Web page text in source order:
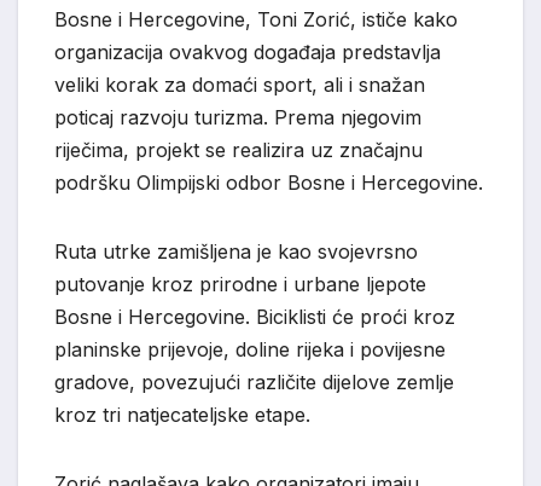
Bosne i Hercegovine, Toni Zorić, ističe kako
organizacija ovakvog događaja predstavlja
veliki korak za domaći sport, ali i snažan
poticaj razvoju turizma. Prema njegovim
riječima, projekt se realizira uz značajnu
podršku Olimpijski odbor Bosne i Hercegovine.
Ruta utrke zamišljena je kao svojevrsno
putovanje kroz prirodne i urbane ljepote
Bosne i Hercegovine. Biciklisti će proći kroz
planinske prijevoje, doline rijeka i povijesne
gradove, povezujući različite dijelove zemlje
kroz tri natjecateljske etape.